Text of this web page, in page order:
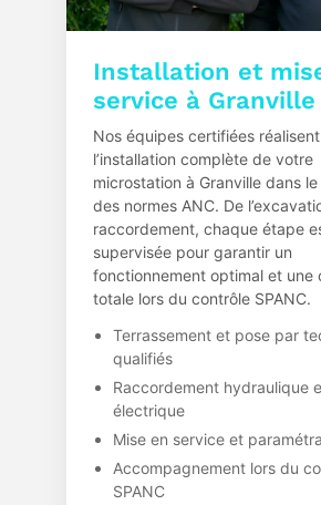
Installation et
service à Granville
Nos équipes certifiées réalisent
l’installation complète de votre
microstation à Granville dans
des normes ANC. De
raccordement, chaque étape
supervisée pour garantir un
fonctionnement optimal et une
totale lors du contrôle SPANC.
Terrassement et pose par
qualifiés
Raccordement hydraulique
électrique
Mise en service et
Accompagnement lors du
SPANC